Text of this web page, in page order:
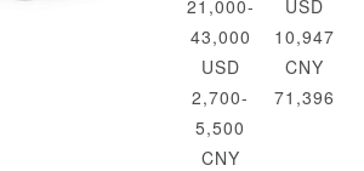
21,000-
43,000
USD
2,700-
5,500
CNY
USD
10,947
CNY
71,396